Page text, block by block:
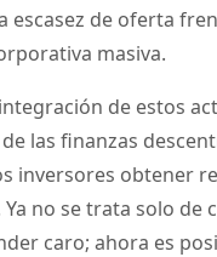
escasez de oferta
masiva.
de estos
las finanzas
inversores obtener
Ya no se trata solo de
caro; ahora es